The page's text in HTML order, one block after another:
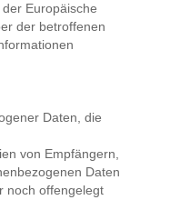
Europäische
der betroffenen
Daten, die
von Empfängern,
Daten
noch offengelegt